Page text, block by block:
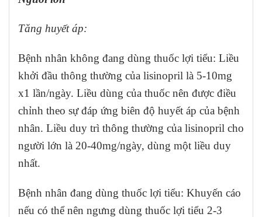
Tăng huyết áp:
Bệnh nhân không đang dùng thuốc lợi tiểu: Liều
khởi đầu thông thường của lisinopril là 5-10mg
x1 lần/ngày. Liều dùng của thuốc nên được điều
chỉnh theo sự đáp ứng biên độ huyết áp của bệnh
nhân. Liều duy trì thông thường của lisinopril cho
người lớn là 20-40mg/ngày, dùng một liều duy
nhất.
Bệnh nhân đang dùng thuốc lợi tiểu: Khuyến cáo
nếu có thể nên ngưng dùng thuốc lợi tiểu 2-3